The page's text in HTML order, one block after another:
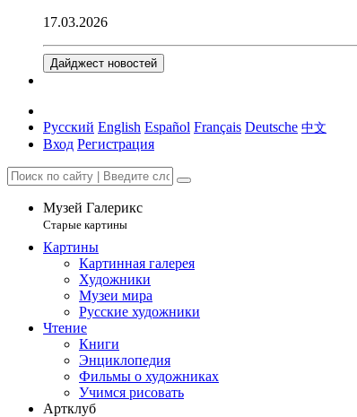
17.03.2026
Дайджест новостей
Русский English Español Français Deutsche 中文
Вход Регистрация
Музей Галерикс
Старые картины
Картины
Картинная галерея
Художники
Музеи мира
Русские художники
Чтение
Книги
Энциклопедия
Фильмы о художниках
Учимся рисовать
Артклуб